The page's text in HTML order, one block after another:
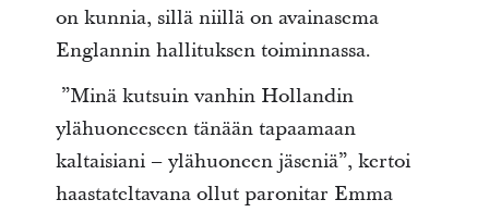
on kunnia, sillä niillä on avainasema
Englannin hallituksen toiminnassa.
”Minä kutsuin vanhin Hollandin
ylähuoneeseen tänään tapaamaan
kaltaisiani – ylähuoneen jäseniä”, kertoi
haastateltavana ollut paronitar Emma